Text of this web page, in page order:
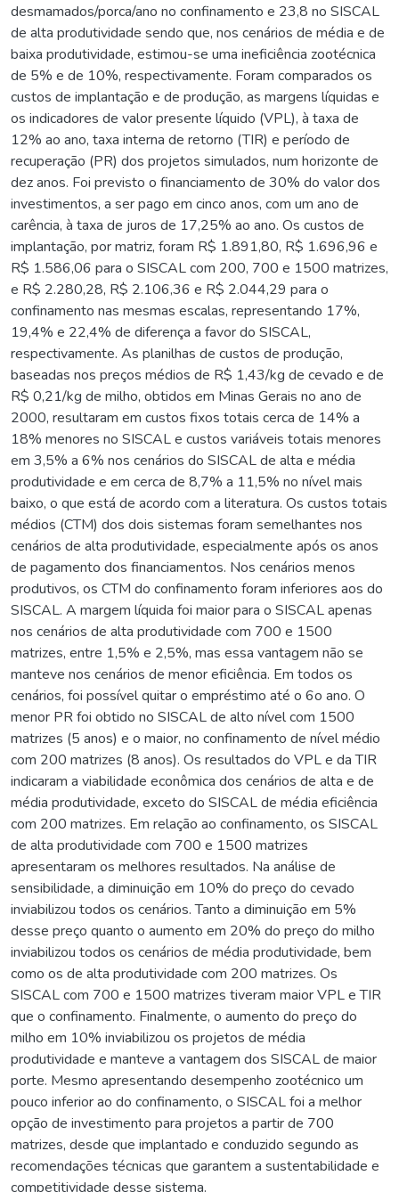
desmamados/porca/ano no confinamento e 23,8 no SISCAL
de alta produtividade sendo que, nos cenários de média e de
baixa produtividade, estimou-se uma ineficiência zootécnica
de 5% e de 10%, respectivamente. Foram comparados os
custos de implantação e de produção, as margens líquidas e
os indicadores de valor presente líquido (VPL), à taxa de
12% ao ano, taxa interna de retorno (TIR) e período de
recuperação (PR) dos projetos simulados, num horizonte de
dez anos. Foi previsto o financiamento de 30% do valor dos
investimentos, a ser pago em cinco anos, com um ano de
carência, à taxa de juros de 17,25% ao ano. Os custos de
implantação, por matriz, foram R$ 1.891,80, R$ 1.696,96 e
R$ 1.586,06 para o SISCAL com 200, 700 e 1500 matrizes,
e R$ 2.280,28, R$ 2.106,36 e R$ 2.044,29 para o
confinamento nas mesmas escalas, representando 17%,
19,4% e 22,4% de diferença a favor do SISCAL,
respectivamente. As planilhas de custos de produção,
baseadas nos preços médios de R$ 1,43/kg de cevado e de
R$ 0,21/kg de milho, obtidos em Minas Gerais no ano de
2000, resultaram em custos fixos totais cerca de 14% a
18% menores no SISCAL e custos variáveis totais menores
em 3,5% a 6% nos cenários do SISCAL de alta e média
produtividade e em cerca de 8,7% a 11,5% no nível mais
baixo, o que está de acordo com a literatura. Os custos totais
médios (CTM) dos dois sistemas foram semelhantes nos
cenários de alta produtividade, especialmente após os anos
de pagamento dos financiamentos. Nos cenários menos
produtivos, os CTM do confinamento foram inferiores aos do
SISCAL. A margem líquida foi maior para o SISCAL apenas
nos cenários de alta produtividade com 700 e 1500
matrizes, entre 1,5% e 2,5%, mas essa vantagem não se
manteve nos cenários de menor eficiência. Em todos os
cenários, foi possível quitar o empréstimo até o 6o ano. O
menor PR foi obtido no SISCAL de alto nível com 1500
matrizes (5 anos) e o maior, no confinamento de nível médio
com 200 matrizes (8 anos). Os resultados do VPL e da TIR
indicaram a viabilidade econômica dos cenários de alta e de
média produtividade, exceto do SISCAL de média eficiência
com 200 matrizes. Em relação ao confinamento, os SISCAL
de alta produtividade com 700 e 1500 matrizes
apresentaram os melhores resultados. Na análise de
sensibilidade, a diminuição em 10% do preço do cevado
inviabilizou todos os cenários. Tanto a diminuição em 5%
desse preço quanto o aumento em 20% do preço do milho
inviabilizou todos os cenários de média produtividade, bem
como os de alta produtividade com 200 matrizes. Os
SISCAL com 700 e 1500 matrizes tiveram maior VPL e TIR
que o confinamento. Finalmente, o aumento do preço do
milho em 10% inviabilizou os projetos de média
produtividade e manteve a vantagem dos SISCAL de maior
porte. Mesmo apresentando desempenho zootécnico um
pouco inferior ao do confinamento, o SISCAL foi a melhor
opção de investimento para projetos a partir de 700
matrizes, desde que implantado e conduzido segundo as
recomendações técnicas que garantem a sustentabilidade e
competitividade desse sistema.